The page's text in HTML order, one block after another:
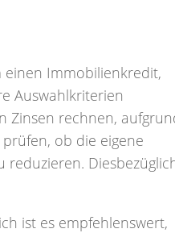
einen Immobilienkredit,
Auswahlkriterien
Zinsen rechnen,
ob die eigene
reduzieren.
ist es empfehlenswert,